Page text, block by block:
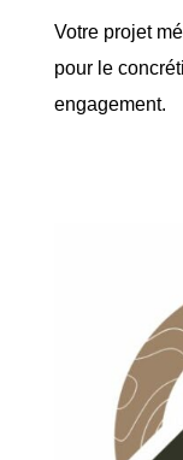
Votre projet
pour le
engagement.